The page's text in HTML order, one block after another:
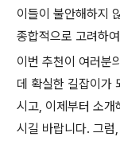
이들이 불안해하지
종합적으로 고려하
이번 추천이 여러분
데 확실한 길잡이가
시고, 이제부터 소개
시길 바랍니다. 그럼